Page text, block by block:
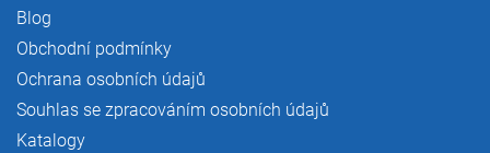
Blog
Obchodní podmínky
Ochrana osobních údajů
Souhlas se zpracováním osobních údajů
Katalogy